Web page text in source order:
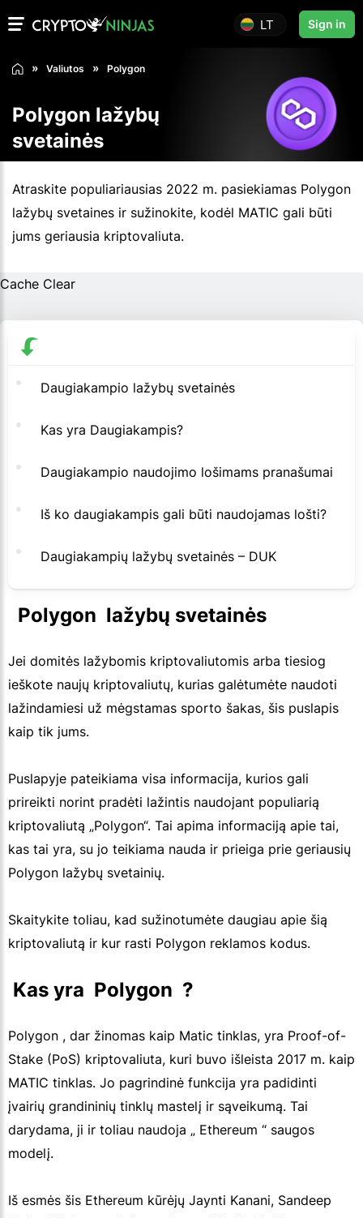
LT Sign in
Valiutos Polygon
Polygon lažybų
svetainės
Atraskite populiariausias 2022 m. pasiekiamas Polygon
lažybų svetaines ir sužinokite, kodėl MATIC gali būti
jums geriausia kriptovaliuta.
Cache Clear
Daugiakampio lažybų svetainės
Kas yra Daugiakampis?
Daugiakampio naudojimo lošimams pranašumai
Iš ko daugiakampis gali būti naudojamas lošti?
Daugiakampių lažybų svetainės – DUK
  Polygon  lažybų svetainės
Jei domitės lažybomis kriptovaliutomis arba tiesiog
ieškote naujų kriptovaliutų, kurias galėtumėte naudoti
lažindamiesi už mėgstamas sporto šakas, šis puslapis
kaip tik jums.
Puslapyje pateikiama visa informacija, kurios gali
prireikti norint pradėti lažintis naudojant populiarią
kriptovaliutą „Polygon“. Tai apima informaciją apie tai,
kas tai yra, su jo teikiama nauda ir prieiga prie geriausių
Polygon lažybų svetainių.
Skaitykite toliau, kad sužinotumėte daugiau apie šią
kriptovaliutą ir kur rasti Polygon reklamos kodus.
Kas yra  Polygon  ?
Polygon , dar žinomas kaip Matic tinklas, yra Proof-of-
Stake (PoS) kriptovaliuta, kuri buvo išleista 2017 m. kaip
MATIC tinklas. Jo pagrindinė funkcija yra padidinti
įvairių grandininių tinklų mastelį ir sąveikumą. Tai
darydama, ji ir toliau naudoja „ Ethereum “ saugos
modelį.
Iš esmės šis Ethereum kūrėjų Jaynti Kanani, Sandeep